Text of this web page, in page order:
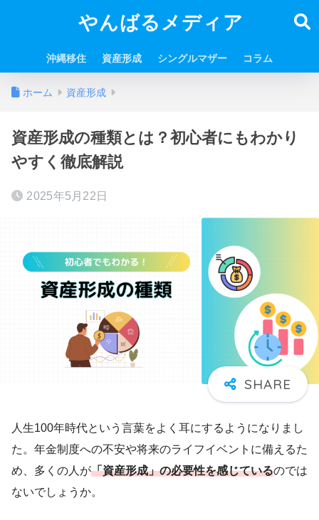
やんばるメディア
沖縄移住 資産形成 シングルマザー コラム
ホーム 資産形成
資産形成の種類とは？初心者にもわかり
やすく徹底解説
2025年5月22日
人生100年時代という言葉をよく耳にするようになりまし
た。年金制度への不安や将来のライフイベントに備えるた
め、多くの人が「資産形成」の必要性を感じているのでは
ないでしょうか。